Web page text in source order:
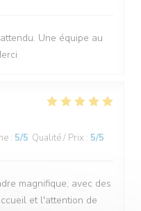
Une équipe au
: 5/5 Qualité / Prix : 5/5
magnifique, avec des
et l'attention de